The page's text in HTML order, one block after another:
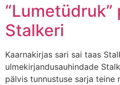
“Lumetüdruk”
Stalkeri
Kaarnakirjas sari sai taas
ulmekirjandusauhindade
pälvis tunnustuse sarja teine